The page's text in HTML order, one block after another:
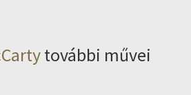
további művei